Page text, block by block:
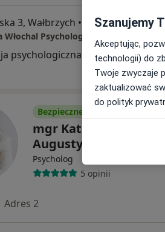
3, Wałbrzych • Mapa
Włochal Psycholog, Psychoonkolog
psychologiczna
Bezpieczne płatności
mgr Katarzyna
Augustyniak
Psycholog
5 opinii
Adres 2
Szanujemy
Akceptując,
technologii) do
Twoje zwyczaje
zaktualizować
do polityk